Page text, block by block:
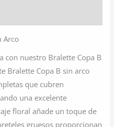
Arco
con nuestro Bralette Copa B
Bralette Copa B sin arco
que cubren
una excelente
floral añade un toque de
gruesos proporcionan